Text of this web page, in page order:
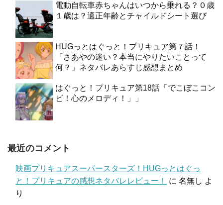
電動自転車赤ちゃんはいつから乗れる？０歳
１歳は？適正年齢とチャイルドシート選び
HUGっとはぐっと！プリキュア第７話！
「さあやの迷い？本当にやりたいことって
何？」ネタバレあらすじ感想まとめ
はぐっと！プリキュア第18話「でこぼこコン
ビ！心のメロディ！」」
最近のコメント
映画プリキュアスーパースターズ！HUGっとはぐっ
と！プリキュアの感想ネタバレレビュー！
に 名無し よ
り